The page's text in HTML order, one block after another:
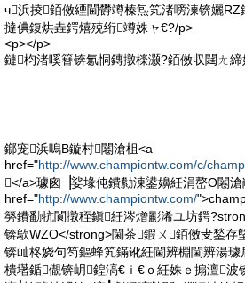
ч浜掕銆傚緸閫欎竴榛炰笂渚嗙湅锛孋
撻倎鍑烘垚鍔熺殑绗竴姝ャ€?/p>
<p></p>
鏈枃渚嗘簮锛氱恫鏄撴檪灏?銆傚収閮ㄤ締
鎯宠浜嗚В鏇村闂滄柤<a
href="http://www.championtw.com/c/
</a>璩囪▕娑堟伅鐨勬湅鍙嬶紝涓嶅Θ闂滄
href="http://www.championtw.com/
簩鐨勫牨閬撴秷鎭紝涔熷彲浠ユ坊鍔
锛歍WZO</strong>閫茶鍜ㄨ銆傚叏鍫存
锛屾柊娆句笉鏂蜂笂鏋讹紝閫辨棩閫辨湯
樻墸鍎儬锛岄鍠滈€ｉ€ｏ紝姝ｅ搧澶波